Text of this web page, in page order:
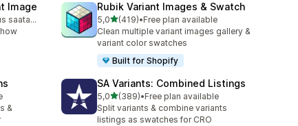
Image
Ilmainen sopimus saatavilla
Rubik Variant Images & Swatch
5,0/ 5 tähteä
(419)
419 arvostelua yhteensä
•Free plan available
Clean multiple variant images gallery &
variant color swatches
Built for Shopify
&
SA Variants: Combined Listings
5,0/ 5 tähteä
(389)
389 arvostelua yhteensä
•Free plan available
Split variants & combine variants
listings as swatches for CRO